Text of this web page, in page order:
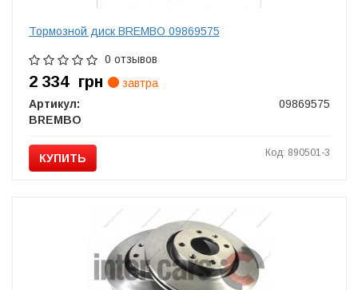
Тормозной диск BREMBO 09869575
0 отзывов
2 334 грн
завтра
Артикул:
09869575
BREMBO
КУПИТЬ Код: 890501-3